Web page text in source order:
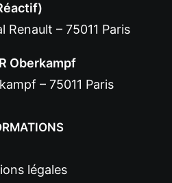
Renault – 75011 Paris
Oberkampf
– 75011 Paris
légales